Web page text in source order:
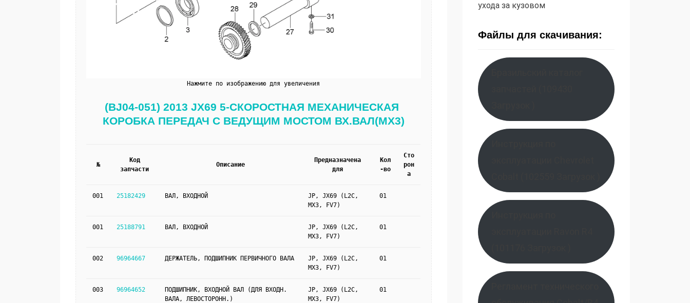
Нажмите по изображению для увеличения
(BJ04-051) 2013 JX69 5-СКОРОСТНАЯ МЕХАНИЧЕСКАЯ
КОРОБКА ПЕРЕДАЧ С ВЕДУЩИМ МОСТОМ ВХ.ВАЛ(MX3)
№
Код
запчасти
Описание
Предназначена
для
Кол
-во
Сто
рон
а
001 25182429 ВАЛ, ВХОДНОЙ
JP, JX69 (L2C,
MX3, FV7)
01
001 25188791 ВАЛ, ВХОДНОЙ
JP, JX69 (L2C,
MX3, FV7)
01
002 96964667 ДЕРЖАТЕЛЬ, ПОДШИПНИК ПЕРВИЧНОГО ВАЛА
JP, JX69 (L2C,
MX3, FV7)
01
003 96964652
ПОДШИПНИК, ВХОДНОЙ ВАЛ (ДЛЯ ВХОДН.
ВАЛА, ЛЕВОСТОРОНН.)
JP, JX69 (L2C,
MX3, FV7)
01
ухода за кузовом
Файлы для скачивания: